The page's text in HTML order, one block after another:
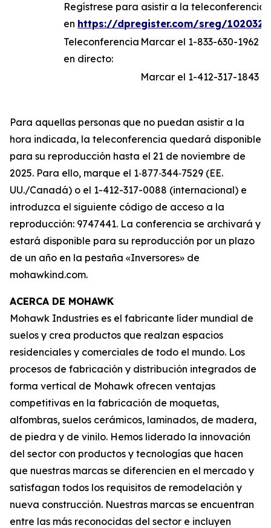
Regístrese para asistir a la teleconferencia
en https://dpregister.com/sreg/
Teleconferencia
en directo:
Marcar el 1-833-630-1962
Marcar el 1-412-317-1843
Para aquellas personas que no puedan asistir a la
hora indicada, la teleconferencia quedará disponible
para su reproducción hasta el 21 de noviembre de
2025. Para ello, marque el 1‑877‑344‑7529 (EE.
UU./Canadá) o el 1-412-317-0088 (internacional) e
introduzca el siguiente código de acceso a la
reproducción: 9747441. La conferencia se archivará y
estará disponible para su reproducción por un plazo
de un año en la pestaña «Inversores» de
mohawkind.com.
ACERCA DE MOHAWK
Mohawk Industries es el fabricante líder mundial de
suelos y crea productos que realzan espacios
residenciales y comerciales de todo el mundo. Los
procesos de fabricación y distribución integrados de
forma vertical de Mohawk ofrecen ventajas
competitivas en la fabricación de moquetas,
alfombras, suelos cerámicos, laminados, de madera,
de piedra y de vinilo. Hemos liderado la innovación
del sector con productos y tecnologías que hacen
que nuestras marcas se diferencien en el mercado y
satisfagan todos los requisitos de remodelación y
nueva construcción. Nuestras marcas se encuentran
entre las más reconocidas del sector e incluyen